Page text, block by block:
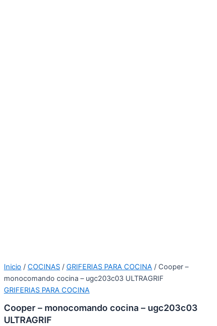
Inicio / COCINAS / GRIFERIAS PARA COCINA / Cooper –
monocomando cocina – ugc203c03 ULTRAGRIF
GRIFERIAS PARA COCINA
Cooper – monocomando cocina – ugc203c03
ULTRAGRIF